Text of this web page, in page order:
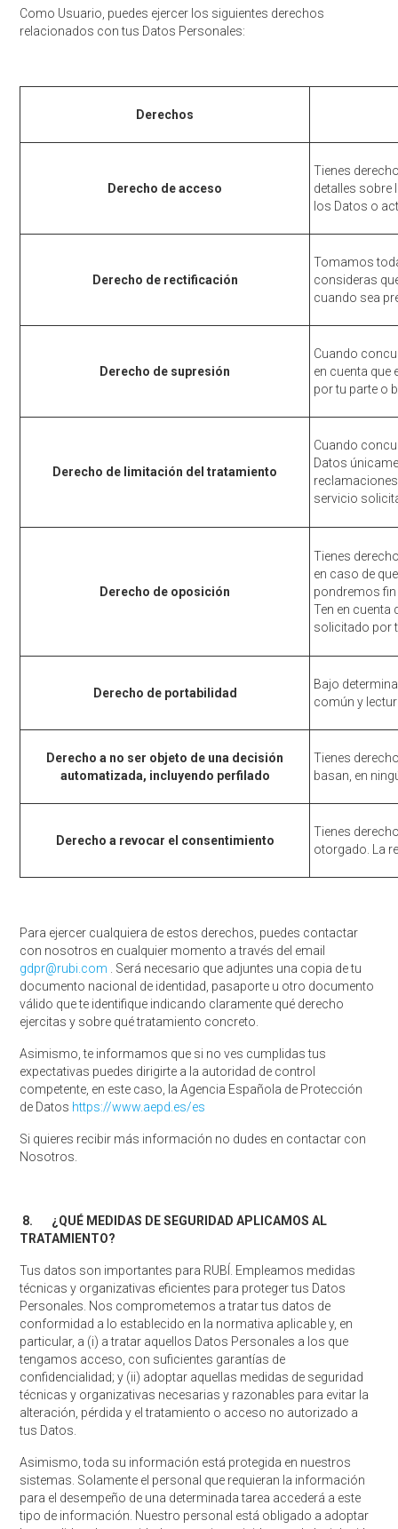
Como Usuario, puedes ejercer los siguientes derechos
relacionados con tus Datos Personales:
Derechos
Derecho de acceso
Tienes
detalles sobre
los Datos o
Derecho de rectificación
Tomamos
consideras
cuando sea
Derecho de supresión
Cuando
en cuenta que
por tu parte o
Derecho de limitación del tratamiento
Cuando
Datos
servicio
Derecho de oposición
Tienes
en caso de
pondremos
Ten en cuenta
solicitado por
Derecho de portabilidad
Bajo
común y
Derecho a no ser objeto de una decisión
automatizada, incluyendo perfilado
Tienes
basan, en
Derecho a revocar el consentimiento
Tienes
otorgado. La
Para ejercer cualquiera de estos derechos, puedes contactar
con nosotros en cualquier momento a través del email
gdpr@rubi.com . Será necesario que adjuntes una copia de tu
documento nacional de identidad, pasaporte u otro documento
válido que te identifique indicando claramente qué derecho
ejercitas y sobre qué tratamiento concreto.
Asimismo, te informamos que si no ves cumplidas tus
expectativas puedes dirigirte a la autoridad de control
competente, en este caso, la Agencia Española de Protección
de Datos https://www.aepd.es/es
Si quieres recibir más información no dudes en contactar con
Nosotros.
8. ¿QUÉ MEDIDAS DESEGURIDAD APLICAMOS AL
TRATAMIENTO?
Tus datos son importantes para RUBÍ. Empleamos medidas
técnicas y organizativas eficientes para proteger tus Datos
Personales. Nos comprometemos a tratar tus datos de
conformidad a lo establecido en la normativa aplicable y, en
particular, a (i) a tratar aquellos Datos Personales a los que
tengamos acceso, con suficientes garantías de
confidencialidad; y (ii) adoptar aquellas medidas de seguridad
técnicas y organizativas necesarias y razonables para evitar la
alteración, pérdida y el tratamiento o acceso no autorizado a
tus Datos.
Asimismo, toda su información está protegida en nuestros
sistemas. Solamente el personal que requieran la información
para el desempeño de una determinada tarea accederá a este
tipo de información. Nuestro personal está obligado a adoptar